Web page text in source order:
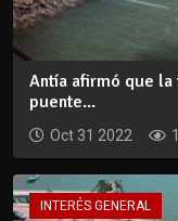
Antía afirmó que
puente...
Oct 31 2022
INTERÉS GENERAL